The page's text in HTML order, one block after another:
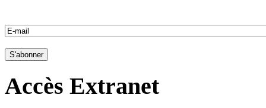
Accès Extranet